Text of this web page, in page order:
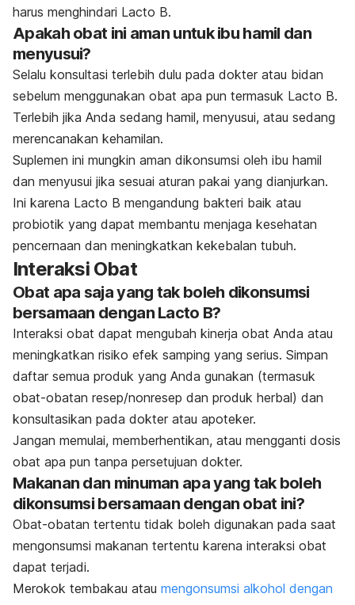
harus menghindari Lacto B.
Apakah obat ini aman untuk ibu hamil dan
menyusui?
Selalu konsultasi terlebih dulu pada dokter atau bidan
sebelum menggunakan obat apa pun termasuk Lacto B.
Terlebih jika Anda sedang hamil, menyusui, atau sedang
merencanakan kehamilan.
Suplemen ini mungkin aman dikonsumsi oleh ibu hamil
dan menyusui jika sesuai aturan pakai yang dianjurkan.
Ini karena Lacto B mengandung bakteri baik atau
probiotik yang dapat membantu menjaga kesehatan
pencernaan dan meningkatkan kekebalan tubuh.
Interaksi Obat
Obat apa saja yang tak boleh dikonsumsi
bersamaan dengan Lacto B?
Interaksi obat dapat mengubah kinerja obat Anda atau
meningkatkan risiko efek samping yang serius. Simpan
daftar semua produk yang Anda gunakan (termasuk
obat-obatan resep/nonresep dan produk herbal) dan
konsultasikan pada dokter atau apoteker.
Jangan memulai, memberhentikan, atau mengganti dosis
obat apa pun tanpa persetujuan dokter.
Makanan dan minuman apa yang tak boleh
dikonsumsi bersamaan dengan obat ini?
Obat-obatan tertentu tidak boleh digunakan pada saat
mengonsumsi makanan tertentu karena interaksi obat
dapat terjadi.
Merokok tembakau atau mengonsumsi alkohol dengan